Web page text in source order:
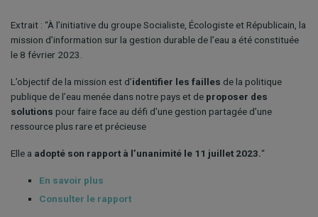
Extrait : “À l’initiative du groupe Socialiste, Écologiste et Républicain, la
mission d’information sur la gestion durable de l’eau a été constituée
le 8 février 2023.
L’objectif de la mission est d’identifier les failles de la politique
publique de l’eau menée dans notre pays et de proposer des
solutions pour faire face au défi d’une gestion partagée d’une
ressource plus rare et précieuse
Elle a adopté son rapport à l’unanimité le 11 juillet 2023.“
En savoir plus
Consulter le rapport